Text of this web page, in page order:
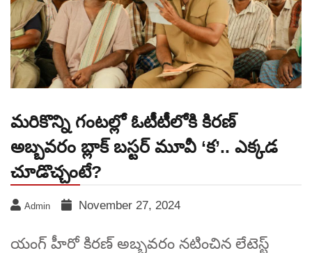
మరికొన్ని గంటల్లో ఓటీటీలోకి కిరణ్
అబ్బవరం బ్లాక్ బస్టర్ మూవీ ‘క’.. ఎక్కడ
చూడొచ్చంటే?
Admin November 27, 2024
యంగ్ హీరో కిరణ్ అబ్బవరం నటించిన లేటెస్ట్